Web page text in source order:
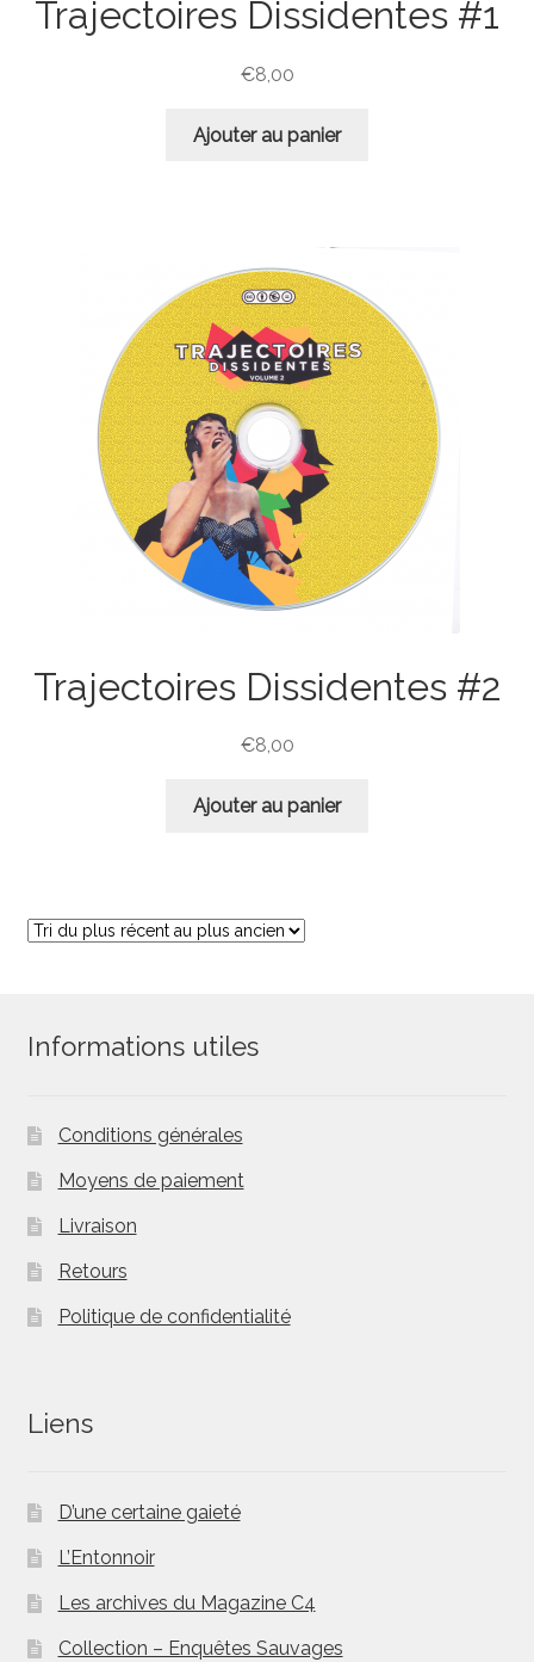
Trajectoires Dissidentes #1
€8,00
Ajouter au panier
Trajectoires Dissidentes #2
€8,00
Ajouter au panier
Informations utiles
Conditions générales
Moyens de paiement
Livraison
Retours
Politique de confidentialité
Liens
D’une certaine gaieté
L’Entonnoir
Les archives du Magazine C4
Collection – Enquêtes Sauvages